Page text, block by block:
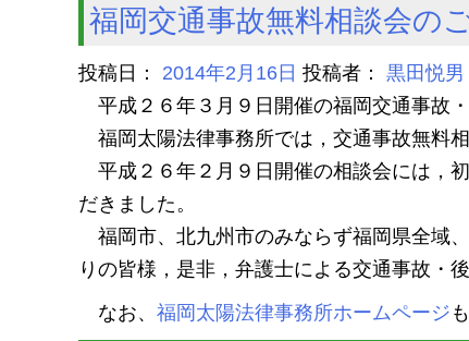
福岡交通事故無料相談会の
投稿日： 2014年2月16日 投稿者： 黒田悦男
平成２６年３月９日開催の福岡交通事故
福岡太陽法律事務所では，交通事故無料
平成２６年２月９日開催の相談会には，
だきました。
福岡市、北九州市のみならず福岡県全域
りの皆様，是非，弁護士による交通事故・
なお、 福岡太陽法律事務所ホームページ